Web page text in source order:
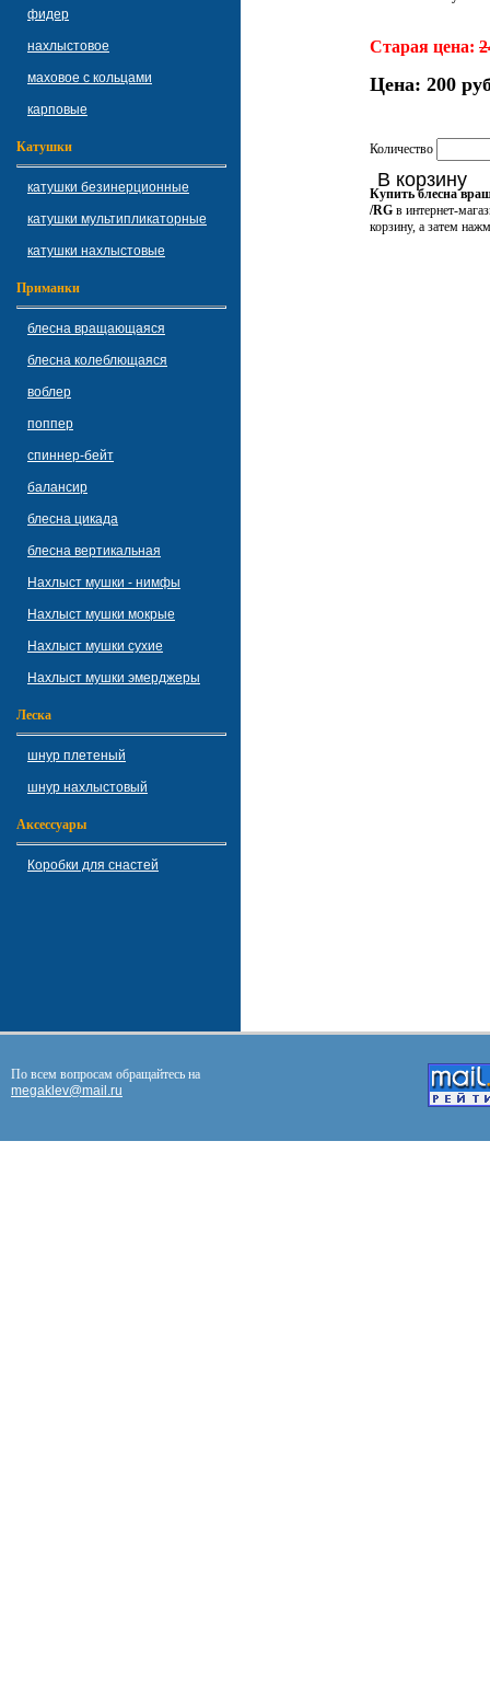
фидер
нахлыстовое
маховое с кольцами
карповые
Катушки
катушки безинерционные
катушки мультипликаторные
катушки нахлыстовые
Приманки
блесна вращающаяся
блесна колеблющаяся
воблер
поппер
спиннер-бейт
балансир
блесна цикада
блесна вертикальная
Нахлыст мушки - нимфы
Нахлыст мушки мокрые
Нахлыст мушки сухие
Нахлыст мушки эмерджеры
Леска
шнур плетеный
шнур нахлыстовый
Аксессуары
Коробки для снастей
Старая цена:
Цена: 200
Количество
В корзину
Купить блесна
/RG в интернет-
корзину, а затем
По всем вопросам обращайтесь на
megaklev@mail.ru